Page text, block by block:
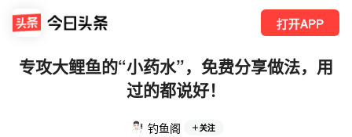
打开APP
专攻大鲤鱼的“小药水”，免费分享做法，用
过的都说好！
钓鱼阁 关注